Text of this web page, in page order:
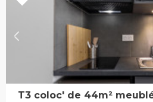
T3 coloc' de 44m²